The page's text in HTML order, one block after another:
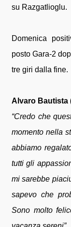
su Razgatlioglu.
Domenica
posto Gara-2
tre giri dalla fine.
Alvaro Bautista
“Credo che
momento nella
abbiamo
tutti gli
mi sarebbe
sapevo che
Sono molto